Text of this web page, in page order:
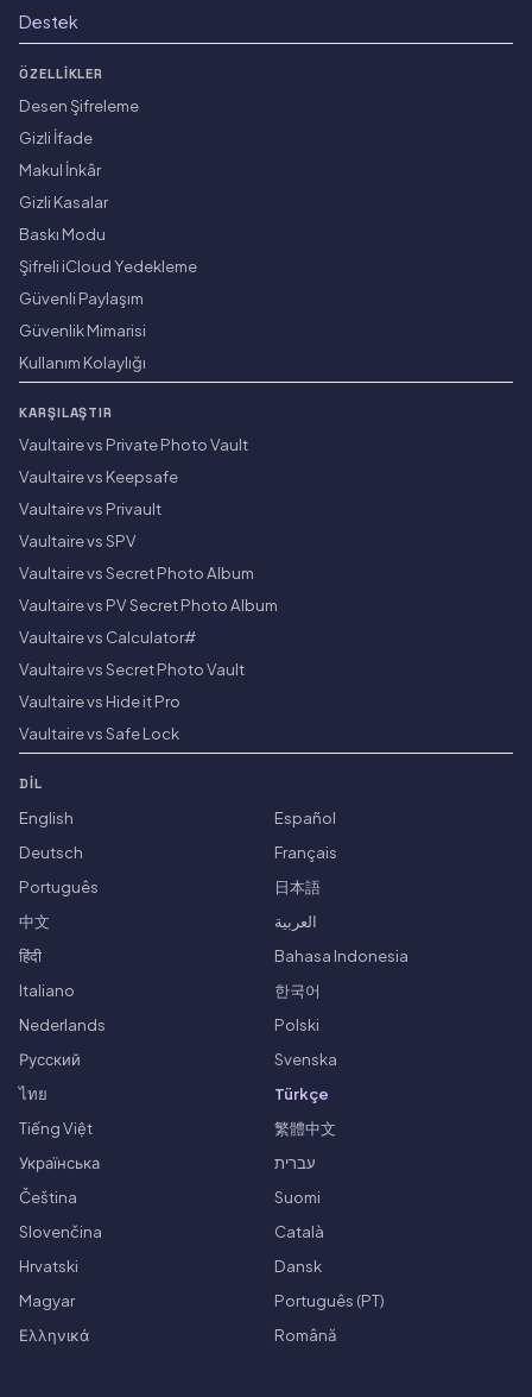
Destek
ÖZELLIKLER
Desen Şifreleme
Gizli İfade
Makul İnkâr
Gizli Kasalar
Baskı Modu
Şifreli iCloud Yedekleme
Güvenli Paylaşım
Güvenlik Mimarisi
Kullanım Kolaylığı
KARŞILAŞTIR
Vaultaire vs Private Photo Vault
Vaultaire vs Keepsafe
Vaultaire vs Privault
Vaultaire vs SPV
Vaultaire vs Secret Photo Album
Vaultaire vs PV Secret Photo Album
Vaultaire vs Calculator#
Vaultaire vs Secret Photo Vault
Vaultaire vs Hide it Pro
Vaultaire vs Safe Lock
DIL
English
Español
Deutsch
Français
Português
日本語
中文
العربية
हिंदी
Bahasa Indonesia
Italiano
한국어
Nederlands
Polski
Русский
Svenska
ไทย
Türkçe
Tiếng Việt
繁體中文
Українська
עברית
Čeština
Suomi
Slovenčina
Català
Hrvatski
Dansk
Magyar
Português (PT)
Ελληνικά
Română